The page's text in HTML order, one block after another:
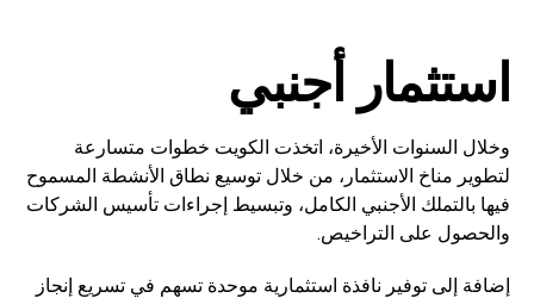
استثمار أجنبي
وخلال السنوات الأخيرة، اتخذت الكويت خطوات متسارعة
لتطوير مناخ الاستثمار، من خلال توسيع نطاق الأنشطة المسموح
فيها بالتملك الأجنبي الكامل، وتبسيط إجراءات تأسيس الشركات
والحصول على التراخيص.
إضافة إلى توفير نافذة استثمارية موحدة تسهم في تسريع إنجاز